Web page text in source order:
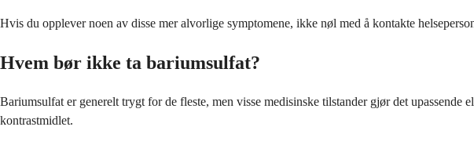
Hvis du opplever noen av disse mer alvorlige symptomene, ikke nøl med å kontakte
Hvem bør ikke ta bariumsulfat?
Bariumsulfat er generelt trygt for de fleste, men visse medisinske tilstander gjør det
kontrastmidlet.